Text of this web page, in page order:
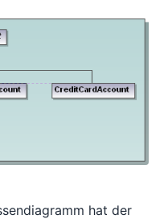
hat der